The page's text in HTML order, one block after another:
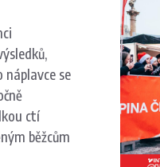
se
ctí
běžcům